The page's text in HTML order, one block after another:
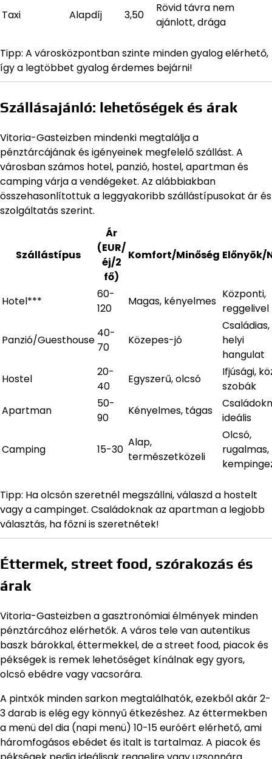
Taxi
Alapdíj 3,50
Rövid távra nem
ajánlott, drága
Tipp: A városközpontban szinte minden gyalog elérhető,
így a legtöbbet gyalog érdemes bejárni!
Szállásajánló: lehetőségek és árak
Vitoria-Gasteizben mindenki megtalálja a
pénztárcájának és igényeinek megfelelő szállást. A
városban számos hotel, panzió, hostel, apartman és
camping várja a vendégeket. Az alábbiakban
összehasonlítottuk a leggyakoribb szállástípusokat ár és
szolgáltatás szerint.
Szállástípus
Ár
(EUR/
éj/2
fő)
Komfort/Minőség Előnyök/
Hotel***
60-
120
Magas, kényelmes
Központi,
reggelivel
Panzió/Guesthouse
40-
70
Közepes-jó
Családias,
helyi
hangulat
Hostel
20-
40
Egyszerű, olcsó
Ifjúsági,
szobák
Apartman
50-
90
Kényelmes, tágas
ideális
Camping 15-30
Alap,
természetközeli
Olcsó,
rugalmas,
Tipp: Ha olcsón szeretnél megszállni, válaszd a hostelt
vagy a campinget. Családoknak az apartman a legjobb
választás, ha főzni is szeretnétek!
Éttermek, street food, szórakozás és
árak
Vitoria-Gasteizben a gasztronómiai élmények minden
pénztárcához elérhetők. A város tele van autentikus
baszk bárokkal, éttermekkel, de a street food, piacok és
pékségek is remek lehetőséget kínálnak egy gyors,
olcsó ebédre vagy vacsorára.
A pintxók minden sarkon megtalálhatók, ezekből akár 2-
3 darab is elég egy könnyű étkezéshez. Az éttermekben
a menü del dia (napi menü) 10-15 euróért elérhető, ami
háromfogásos ebédet és italt is tartalmaz. A piacok és